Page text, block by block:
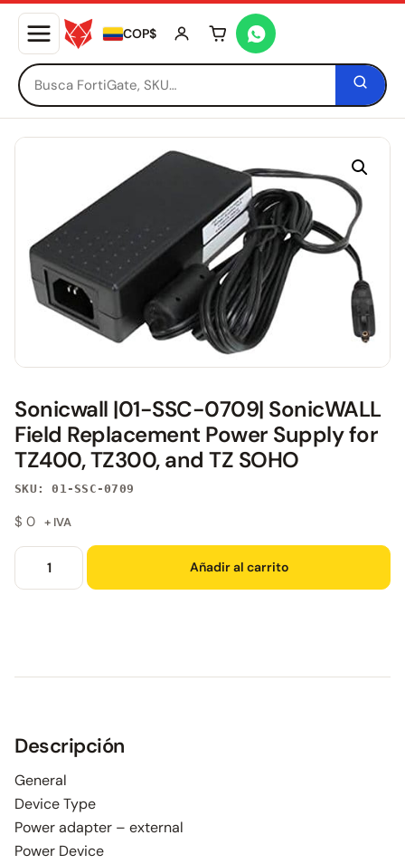
COP$ Tu carrito está vacío
Sonicwall |01-SSC-0709| SonicWALL
Field Replacement Power Supply for
TZ400, TZ300, and TZ SOHO
SKU: 01-SSC-0709
$ 0 + IVA
Añadir al carrito
Descripción
General
Device Type
Power adapter – external
Power Device